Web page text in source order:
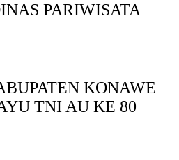
PARIWISATA
KONAWE
TNI AU KE 80